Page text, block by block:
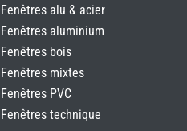
Fenêtres alu & acier
Fenêtres aluminium
Fenêtres bois
Fenêtres mixtes
Fenêtres PVC
Fenêtres technique